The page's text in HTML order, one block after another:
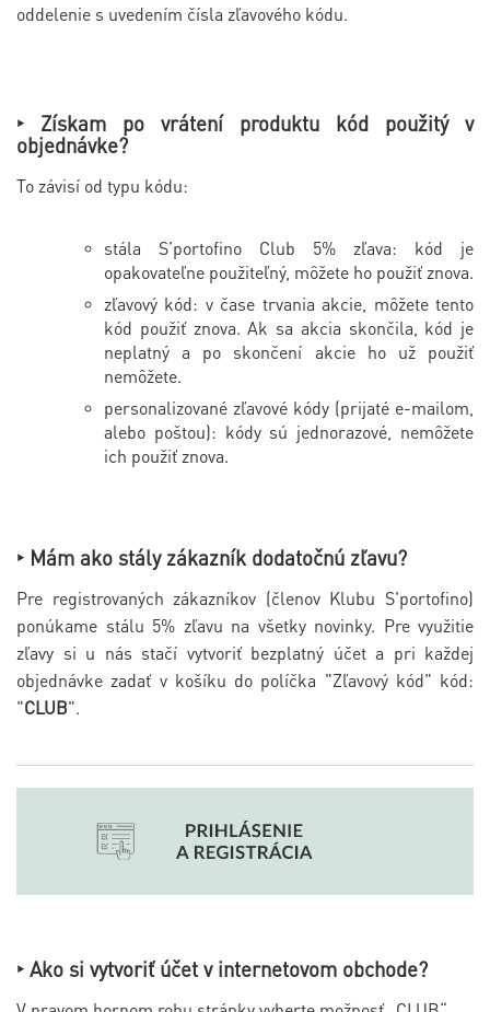
oddelenie s uvedením čísla zľavového kódu.
‣ Získam po vrátení produktu kód použitý v
objednávke?
To závisí od typu kódu:
stála S’portofino Club 5% zľava: kód je
opakovateľne použiteľný, môžete ho použiť znova.
zľavový kód: v čase trvania akcie, môžete tento
kód použiť znova. Ak sa akcia skončila, kód je
neplatný a po skončení akcie ho už použiť
nemôžete.
personalizované zľavové kódy (prijaté e-mailom,
alebo poštou): kódy sú jednorazové, nemôžete
ich použiť znova.
‣ Mám ako stály zákazník dodatočnú zľavu?
Pre registrovaných zákazníkov (členov Klubu S'portofino)
ponúkame stálu 5% zľavu na všetky novinky. Pre využitie
zľavy si u nás stačí vytvoriť bezplatný účet a pri každej
objednávke zadať v košíku do políčka "Zľavový kód" kód:
"CLUB".
‣ Ako si vytvoriť účet v internetovom obchode?